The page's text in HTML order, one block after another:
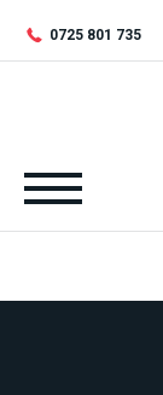
0725 801 735